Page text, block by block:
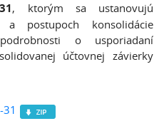
, ktorým sa ustanovujú
postupoch konsolidácie
o usporiadaní
účtovnej závierky